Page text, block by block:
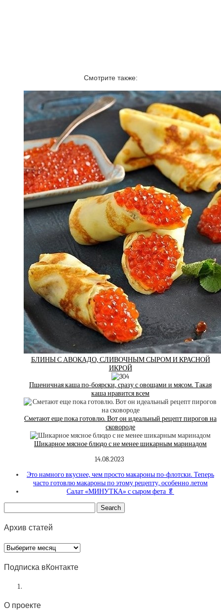
Смотрите также:
БЛИНЫ С АВОКАДО, СЛИВОЧНЫМ СЫРОМ И КРАСНОЙ
ИКРОЙ
Пшеничная каша по-боярски, сразу с овощами и мясом. Такая
каша нравится всем
Сметают еще пока готовлю. Вот он идеальный рецепт пирогов на
сковороде
Шикарное мясное блюдо с не менее шикарным маринадом
14.08.2023
Это намного вкуснее, чем просто макароны по-флотски. Теперь
часто готовлю макароны по этому рецепту, особенно летом
Салат «МИНУТКА» с сыром фета 🥬
Архив статей
Архив
статей
Подписка вКонтакте
О проекте